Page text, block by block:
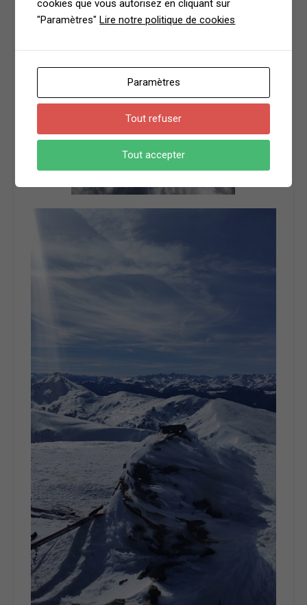
cookies que vous autorisez en cliquant sur
"Paramètres"Lire notre politique de cookies
Paramètres
Tout refuser
Tout accepter